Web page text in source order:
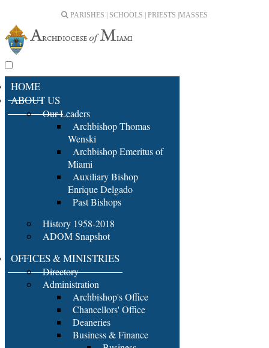
PARISHES | SCHOOLS | PRIESTS | MASSES
HOME
ABOUT US
Our Leaders
Archbishop Thomas
Wenski
Archbishop Emeritus of
Miami
Auxiliary Bishop
Enrique Delgado
Past Bishops
History 1958-2018
ADOM Snapshot
OFFICES & MINISTRIES
Directory
Administration
Archbishop's Office
Chancellors' Office
Deaneries
Business & Finance